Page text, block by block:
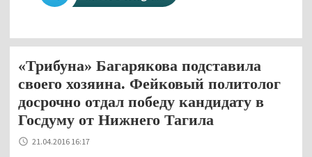
«Трибуна» Багарякова подставила
своего хозяина. Фейковый политолог
досрочно отдал победу кандидату в
Госдуму от Нижнего Тагила
21.04.2016 16:17